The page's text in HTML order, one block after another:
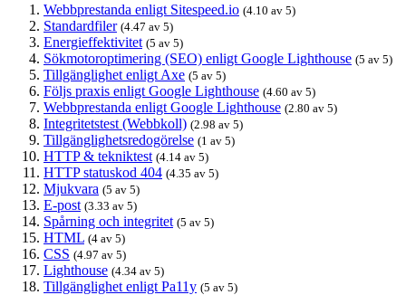
Webbprestanda enligt Sitespeed.io (4.10 av 5)
Standardfiler (4.47 av 5)
Energieffektivitet (5 av 5)
Sökmotoroptimering (SEO) enligt Google Lighthouse (5 av 5)
Tillgänglighet enligt Axe (5 av 5)
Följs praxis enligt Google Lighthouse (4.60 av 5)
Webbprestanda enligt Google Lighthouse (2.80 av 5)
Integritetstest (Webbkoll) (2.98 av 5)
Tillgänglighetsredogörelse (1 av 5)
HTTP & tekniktest (4.14 av 5)
HTTP statuskod 404 (4.35 av 5)
Mjukvara (5 av 5)
E-post (3.33 av 5)
Spårning och integritet (5 av 5)
HTML (4 av 5)
CSS (4.97 av 5)
Lighthouse (4.34 av 5)
Tillgänglighet enligt Pa11y (5 av 5)